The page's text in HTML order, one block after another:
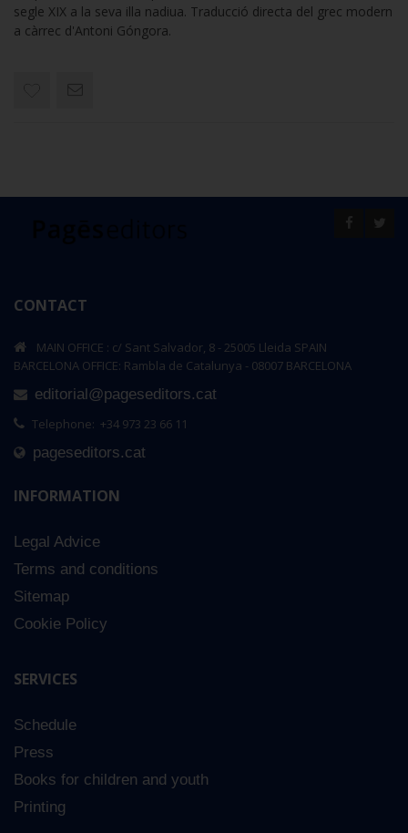
segle XIX a la seva illa nadiua. Traducció directa del grec modern
a càrrec d'Antoni Góngora.
CONTACT
MAIN OFFICE : c/ Sant Salvador, 8 - 25005 Lleida SPAIN
BARCELONA OFFICE: Rambla de Catalunya - 08007 BARCELONA
editorial@pageseditors.cat
Telephone: +34 973 23 66 11
pageseditors.cat
INFORMATION
Legal Advice
Terms and conditions
Sitemap
Cookie Policy
SERVICES
Schedule
Press
Books for children and youth
Printing